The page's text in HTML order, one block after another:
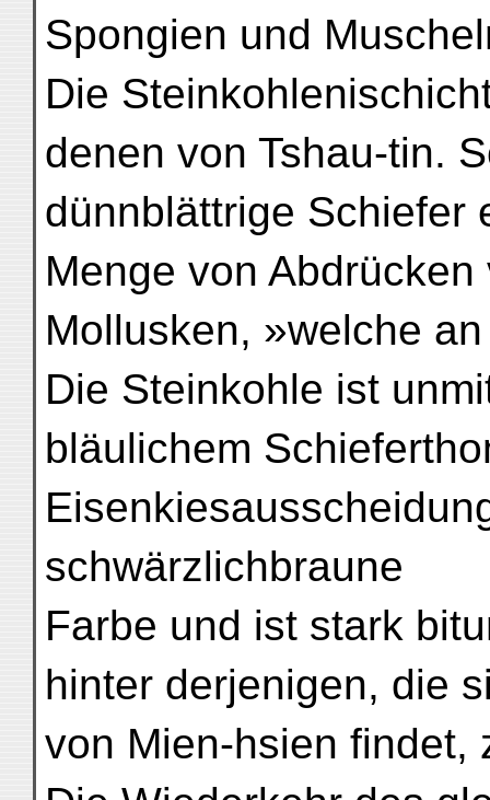
Spongien und
Die
denen von Tshau-tin.
dünnblättrige Schiefer
Menge von
Mollusken, »welche
Die Steinkohle ist
bläulichem
schwärzlichbraune
Farbe und ist stark
hinter derjenigen, die
von Mien-hsien findet,